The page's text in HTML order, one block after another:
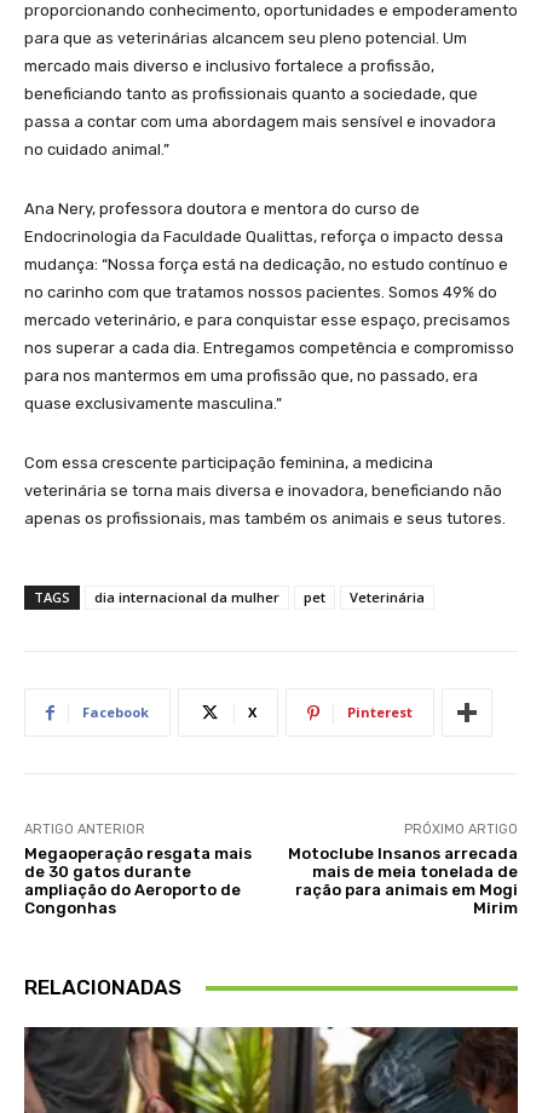
proporcionando conhecimento, oportunidades e empoderamento
para que as veterinárias alcancem seu pleno potencial. Um
mercado mais diverso e inclusivo fortalece a profissão,
beneficiando tanto as profissionais quanto a sociedade, que
passa a contar com uma abordagem mais sensível e inovadora
no cuidado animal.”
Ana Nery, professora doutora e mentora do curso de
Endocrinologia da Faculdade Qualittas, reforça o impacto dessa
mudança: “Nossa força está na dedicação, no estudo contínuo e
no carinho com que tratamos nossos pacientes. Somos 49% do
mercado veterinário, e para conquistar esse espaço, precisamos
nos superar a cada dia. Entregamos competência e compromisso
para nos mantermos em uma profissão que, no passado, era
quase exclusivamente masculina.”
Com essa crescente participação feminina, a medicina
veterinária se torna mais diversa e inovadora, beneficiando não
apenas os profissionais, mas também os animais e seus tutores.
TAGS dia internacional da mulher pet Veterinária
Facebook X Pinterest
ARTIGO ANTERIOR
Megaoperação resgata mais
de 30 gatos durante
ampliação do Aeroporto de
Congonhas
PRÓXIMO ARTIGO
Motoclube Insanos arrecada
mais de meia tonelada de
ração para animais em Mogi
Mirim
RELACIONADAS